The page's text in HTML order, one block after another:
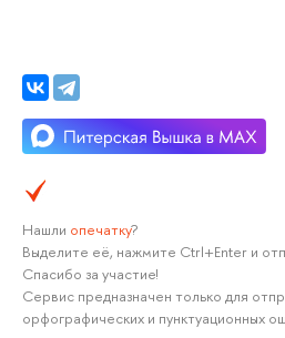
Нашли опечатку?
Выделите её, нажмите Ctrl+Enter и
Спасибо за участие!
Сервис предназначен только для
орфографических и пунктуационных